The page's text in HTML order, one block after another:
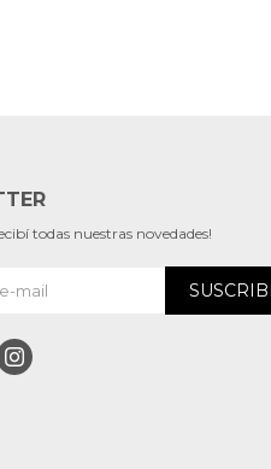
todas nuestras novedades!
